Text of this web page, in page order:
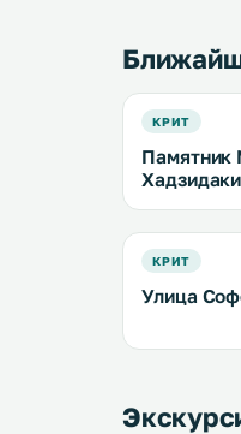
КРИТ
Памятник
КРИТ
Улица